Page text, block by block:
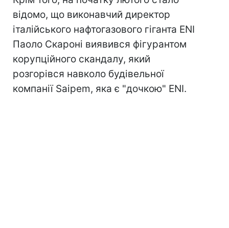
відомо, що виконавчий директор
італійського нафтогазового гіганта ENI
Паоло Скароні виявився фігурантом
корупційного скандалу, який
розгорівся навколо будівельної
компанії Saipem, яка є "дочкою" ENI.